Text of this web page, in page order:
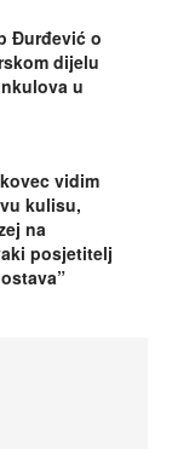
Đurđević o
dijelu
u
vidim
kulisu,
na
posjetitelj